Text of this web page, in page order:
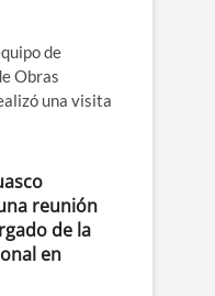
de
Obras
una visita
reunión
de la
en